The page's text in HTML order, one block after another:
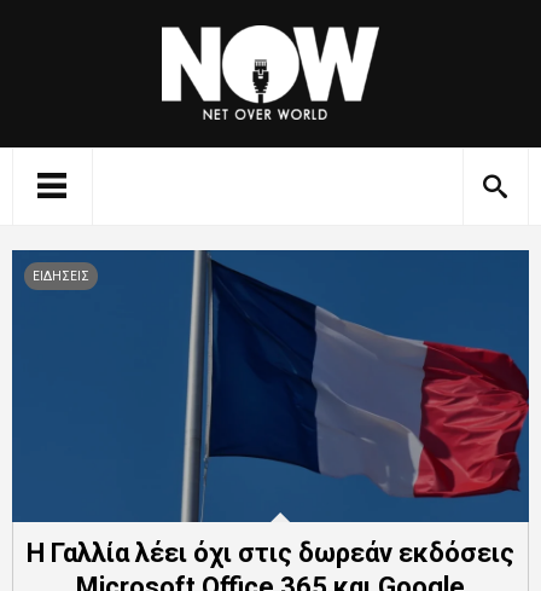
ΕΙΔΗΣΕΙΣ
Η Γαλλία λέει όχι στις δωρεάν εκδόσεις